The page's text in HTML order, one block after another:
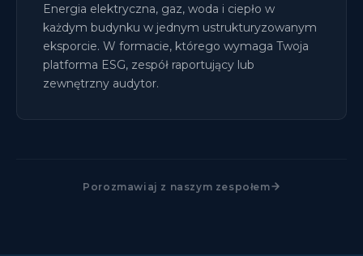
Energia elektryczna, gaz, woda i ciepło w
każdym budynku w jednym ustrukturyzowanym
eksporcie. W formacie, którego wymaga Twoja
platforma ESG, zespół raportujący lub
zewnętrzny audytor.
Porozmawiaj z naszym zespołem